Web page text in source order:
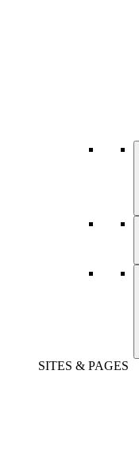
SITES & PAGES